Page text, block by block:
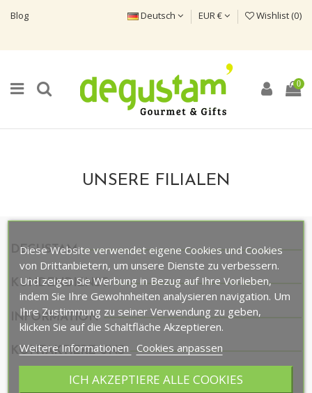
Blog Deutsch EUR € Wishlist (0)
0
UNSERE FILIALEN
DEGUSTAM
KUNDENDIENST
INFORMATION
KONTAKTIERE UNS
Diese Website verwendet eigene Cookies und Cookies
von Drittanbietern, um unsere Dienste zu verbessern.
Und zeigen Sie Werbung in Bezug auf Ihre Vorlieben,
indem Sie Ihre Gewohnheiten analysieren navigation. Um
Ihre Zustimmung zu seiner Verwendung zu geben,
klicken Sie auf die Schaltfläche Akzeptieren.
Weitere Informationen Cookies anpassen
ICH AKZEPTIERE ALLE COOKIES